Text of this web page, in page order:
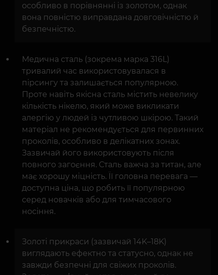
особливо в порівнянні із золотом, однак
вона повністю виправдана довговічністю й
безпечністю.
Медична сталь (зокрема марка 316L)
тривалий час використовувалася в
пірсингу та залишається популярною.
Проте навіть якісна сталь містить невелику
кількість нікелю, який може викликати
алергію у людей із чутливою шкірою. Такий
матеріал не рекомендується для первинних
проколів, особливо в делікатних зонах.
Зазвичай його використовують після
повного загоєння. Сталь важча за титан, але
має хорошу міцність. Її головна перевага —
доступна ціна, що робить її популярною
серед новачків або для тимчасового
носіння.
Золоті прикраси (зазвичай 14K–18K)
виглядають ефектно та статусно, однак не
завжди безпечні для свіжих проколів.